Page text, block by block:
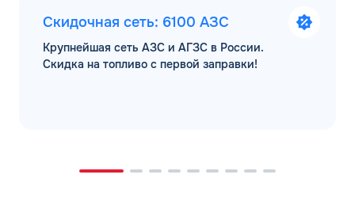
Скидочная сеть: 6100 АЗС
Крупнейшая сеть АЗС и АГЗС в России.
Скидка на топливо с первой заправки!